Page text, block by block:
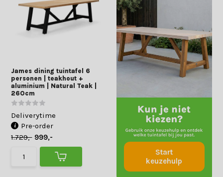
James dining tuintafel 6
personen | teakhout +
aluminium | Natural Teak |
260cm
Deliverytime
Pre-order
1.729,- 999,-
Start
keuzehulp